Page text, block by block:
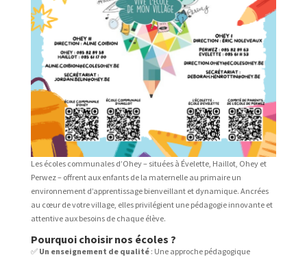
Les écoles communales d’Ohey – situées à Évelette, Haillot, Ohey et
Perwez – offrent aux enfants de la maternelle au primaire un
environnement d’apprentissage bienveillant et dynamique. Ancrées
au cœur de votre village, elles privilégient une pédagogie innovante et
attentive aux besoins de chaque élève.
Pourquoi choisir nos écoles ?
✅ Un enseignement de qualité: Une approche pédagogique